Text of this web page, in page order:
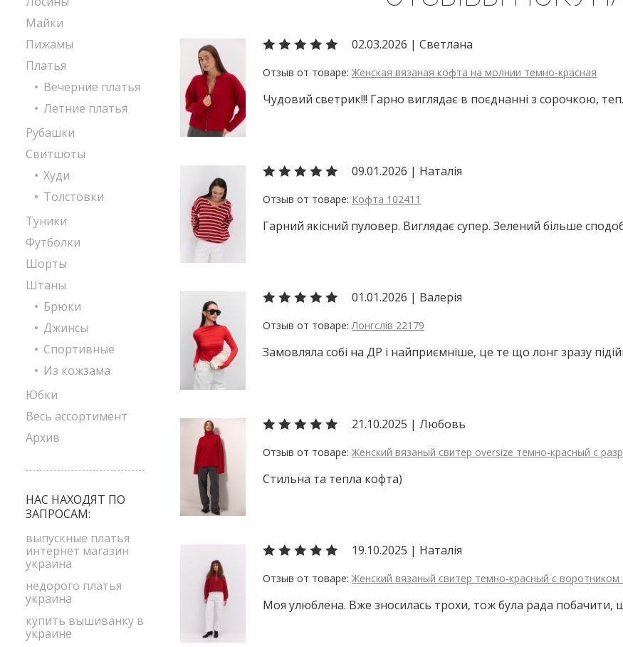
02.03.2026 | Светлана
Женская вязаная кофта на молнии темно-красная
Чудовий светрик!!! Гарно виглядає в поєднанні з сорочкою,
09.01.2026 | Наталія
Кофта 102411
Гарний якісний пуловер. Виглядає супер. Зелений більше
01.01.2026 | Валерія
Лонгслів 22179
Замовляла собі на ДР і найприємніше, це те що лонг зразу
21.10.2025 | Любовь
Женский вязаный свитер oversize темно-красный с
Стильна та тепла кофта)
19.10.2025 | Наталія
Женский вязаный свитер темно-красный с
Моя улюблена. Вже зносилась трохи, тож була рада
Майки
Пижамы
Платья
Вечерние платья
Летние платья
Рубашки
Свитшоты
Худи
Толстовки
Туники
Футболки
Шорты
Штаны
Брюки
Джинсы
Спортивные
Из кожзама
Юбки
Весь ассортимент
Архив
НАС НАХОДЯТ ПО
ЗАПРОСАМ:
выпускные платья
интернет магазин
украина
недорого платья
украина
купить вышиванку в
украине